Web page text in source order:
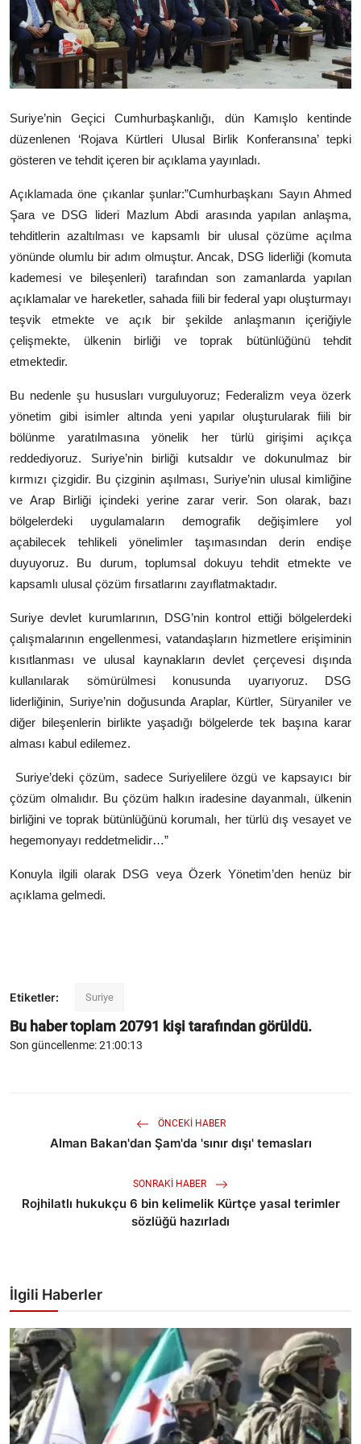
Video
Yazarlar
Arşiv
İletişim
Suriye’nin Geçici Cumhurbaşkanlığı, dün Kamışlo kentinde
düzenlenen ‘Rojava Kürtleri Ulusal Birlik Konferansına’ tepki
gösteren ve tehdit içeren bir açıklama yayınladı.
Açıklamada öne çıkanlar şunlar:”Cumhurbaşkanı Sayın Ahmed
Şara ve DSG lideri Mazlum Abdi arasında yapılan anlaşma,
tehditlerin azaltılması ve kapsamlı bir ulusal çözüme açılma
yönünde olumlu bir adım olmuştur. Ancak, DSG liderliği (komuta
kademesi ve bileşenleri) tarafından son zamanlarda yapılan
açıklamalar ve hareketler, sahada fiili bir federal yapı oluşturmayı
teşvik etmekte ve açık bir şekilde anlaşmanın içeriğiyle
çelişmekte, ülkenin birliği ve toprak bütünlüğünü tehdit
etmektedir.
Bu nedenle şu hususları vurguluyoruz; Federalizm veya özerk
yönetim gibi isimler altında yeni yapılar oluşturularak fiili bir
bölünme yaratılmasına yönelik her türlü girişimi açıkça
reddediyoruz. Suriye’nin birliği kutsaldır
ve dokunulmaz bir
kırmızı çizgidir. Bu çizginin aşılması, Suriye’nin ulusal kimliğine
ve Arap Birliği içindeki yerine zarar verir. Son olarak, bazı
bölgelerdeki uygulamaların demografik değişimlere yol
açabilecek tehlikeli yönelimler taşımasından derin endişe
duyuyoruz. Bu durum, toplumsal dokuyu tehdit etmekte ve
kapsamlı ulusal çözüm fırsatlarını zayıflatmaktadır.
Suriye devlet kurumlarının, DSG’nin kontrol ettiği bölgelerdeki
çalışmalarının engellenmesi, vatandaşların hizmetlere erişiminin
kısıtlanması ve ulusal kaynakların devlet çerçevesi dışında
kullanılarak
sömürülmesi konusunda uyarıyoruz. DSG
liderliğinin, Suriye’nin doğusunda Araplar, Kürtler, Süryaniler ve
diğer bileşenlerin birlikte yaşadığı bölgelerde tek başına karar
alması kabul edilemez.
Suriye’deki çözüm, sadece Suriyelilere özgü ve kapsayıcı bir
çözüm olmalıdır. Bu çözüm halkın iradesine dayanmalı, ülkenin
birliğini ve toprak bütünlüğünü korumalı, her türlü dış vesayet ve
hegemonyayı reddetmelidir…”
Konuyla ilgili olarak DSG veya Özerk Yönetim’den henüz bir
açıklama gelmedi.
Etiketler: Suriye
Bu haber toplam20791 kişi tarafından görüldü.
Son güncellenme: 21:00:13
ÖNCEKI HABER
Alman Bakan'dan Şam'da 'sınır dışı' temasları
SONRAKI HABER
Rojhilatlı hukukçu 6 bin kelimelik Kürtçe yasal terimler
sözlüğü hazırladı
İlgili Haberler